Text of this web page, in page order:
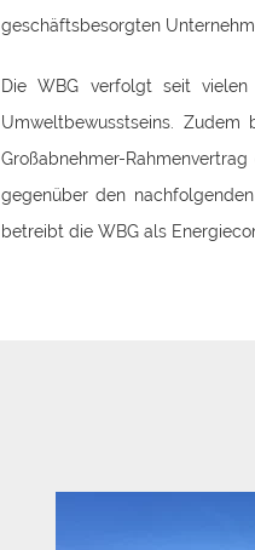
geschäftsbesorgten
Die WBG verfolgt seit vielen
Umweltbewusstseins.
Großabnehmer-
gegenüber den
betreibt die WBG als